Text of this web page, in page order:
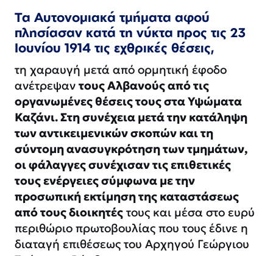
Τα Αυτονομιακά τμήματα αφού
πλησίασαν κατά τη νύκτα προς τις 23
Ιουνίου 1914 τις εχθρικές θέσεις,
τη χαραυγή μετά από ορμητική έφοδο
ανέτρεψαν τους Αλβανούς από τις
οργανωμένες θέσεις τους στα Υψώματα
Καζάνι. Στη συνέχεια μετά την κατάληψη
των αντικειμενικών σκοπών και τη
σύντομη ανασυγκρότηση των τμημάτων,
οι φάλαγγες συνέχισαν τις επιθετικές
τους ενέργειες σύμφωνα με την
προσωπική εκτίμηση της καταστάσεως
από τους διοικητές τους και μέσα στο ευρύ
περιθώριο πρωτοβουλίας που τους έδινε η
διαταγή επιθέσεως του Αρχηγού Γεώργιου